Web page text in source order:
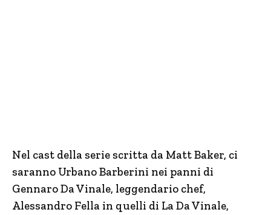
Nel cast della serie scritta da Matt Baker, ci
saranno Urbano Barberini nei panni di
Gennaro Da Vinale, leggendario chef,
Alessandro Fella in quelli di La Da Vinale,